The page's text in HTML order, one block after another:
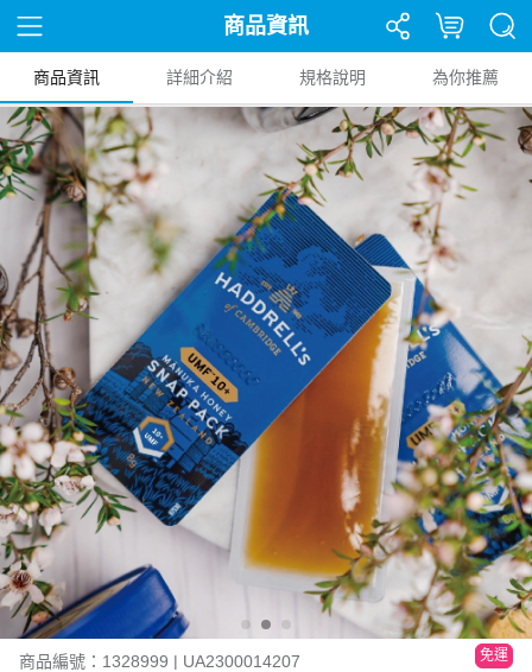
商品資訊
商品資訊 詳細介紹 規格說明 為你推薦
商品編號：1328999 | UA2300014207 免運